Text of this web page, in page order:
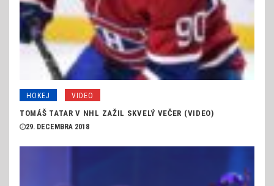
HOKEJ VIDEO
TOMÁŠ TATAR V NHL ZAŽIL SKVELÝ VEČER (VIDEO)
29. DECEMBRA 2018